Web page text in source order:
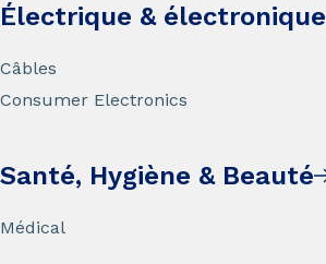
Électrique & électronique
Câbles
Consumer Electronics
Santé, Hygiène & Beauté
Médical